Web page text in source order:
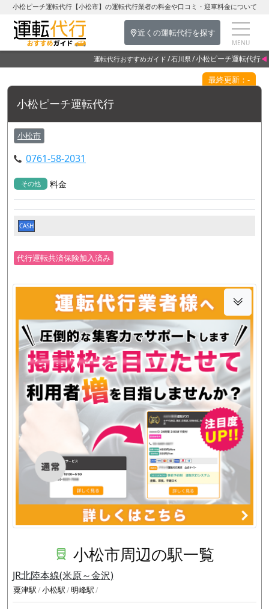
小松ピーチ運転代行【小松市】の運転代行業者の料金や口コミ・迎車料金について
近くの運転代行を探す
運転代行おすすめガイド 石川県 小松ピーチ運転代行
最終更新：-
小松ピーチ運転代行
小松市
0761-58-2031
その他 料金
CASH
代行運転共済保険加入済み
小松市周辺の駅一覧
JR北陸本線(米原～金沢)
粟津駅 小松駅 明峰駅